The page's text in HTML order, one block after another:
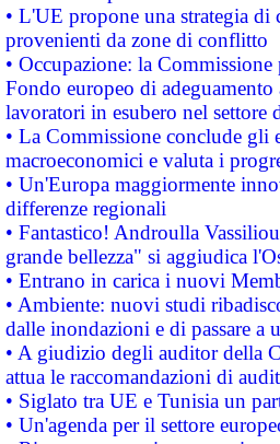
• L'UE propone una strategia
provenienti da zone di conflitto
• Occupazione: la
Fondo europeo di
lavoratori in esubero nel
• La Commissione conclude
macroeconomici e valuta i
• Un'Europa maggiormente
differenze regionali
• Fantastico! Androulla
grande bellezza" si aggiudica
• Entrano in carica i nuovi
• Ambiente: nuovi studi
dalle inondazioni e di passare a
• A giudizio degli auditor della
attua le raccomandazioni di
• Siglato tra UE e Tunisia un
• Un'agenda per il settore